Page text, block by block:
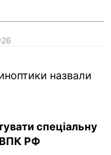
назвали
спеціальну
ВПК РФ